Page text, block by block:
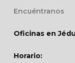
Encuéntranos
Oficinas en
Horario: